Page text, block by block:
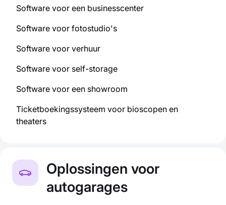
Software voor een businesscenter
Software voor fotostudio's
Software voor verhuur
Software voor self-storage
Software voor een showroom
Ticketboekingssysteem voor bioscopen en
theaters
Oplossingen voor
autogarages